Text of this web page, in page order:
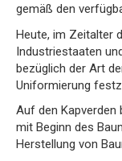
gemäß den
Heute, im Zeitalter
Industriestaaten
bezüglich der Art
Uniformierung
Auf den Kapverden
mit Beginn des
Herstellung von